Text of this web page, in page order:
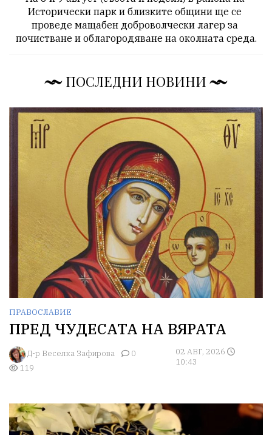
Исторически парк и близките общини ще се
проведе мащабен доброволчески лагер за
почистване и облагородяване на околната среда.
ПОСЛЕДНИ НОВИНИ
ПРАВОСЛАВИЕ
ПРЕД ЧУДЕСАТА НА ВЯРАТА
Д-р Веселка Зафирова
0
119
02 АВГ, 2026
10:43